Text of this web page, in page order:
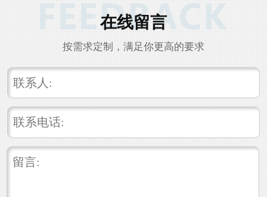
在线留言
按需求定制，满足你更高的要求